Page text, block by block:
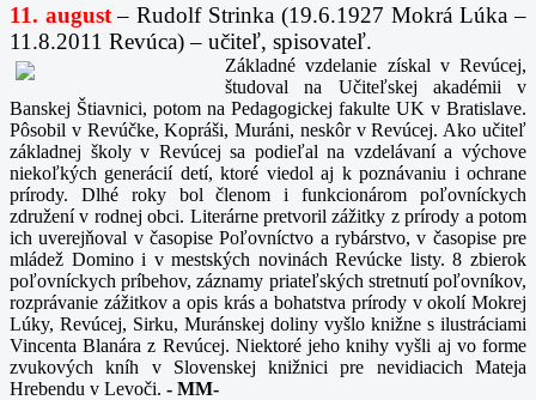
11. august – Rudolf Strinka (19.6.1927 Mokrá Lúka –
11.8.2011 Revúca) – učiteľ, spisovateľ.
Základné vzdelanie získal v Revúcej,
študoval na Učiteľskej akadémii v
Banskej Štiavnici, potom na Pedagogickej fakulte UK v Bratislave.
Pôsobil v Revúčke, Kopráši, Muráni, neskôr v Revúcej. Ako učiteľ
základnej školy v Revúcej sa podieľal na vzdelávaní a výchove
niekoľkých generácií detí, ktoré viedol aj k poznávaniu i ochrane
prírody. Dlhé roky bol členom i funkcionárom poľovníckych
združení v rodnej obci. Literárne pretvoril zážitky z prírody a potom
ich uverejňoval v časopise Poľovníctvo a rybárstvo, v časopise pre
mládež Domino i v mestských novinách Revúcke listy. 8 zbierok
poľovníckych príbehov, záznamy priateľských stretnutí poľovníkov,
rozprávanie zážitkov a opis krás a bohatstva prírody v okolí Mokrej
Lúky, Revúcej, Sirku, Muránskej doliny vyšlo knižne s ilustráciami
Vincenta Blanára z Revúcej. Niektoré jeho knihy vyšli aj vo forme
zvukových kníh v Slovenskej knižnici pre nevidiacich Mateja
Hrebendu v Levoči. - MM-